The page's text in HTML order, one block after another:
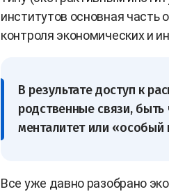
институтов основная
контроля экономических и
В результате доступ к
родственные связи,
менталитет или «особый
Все уже давно разобрано